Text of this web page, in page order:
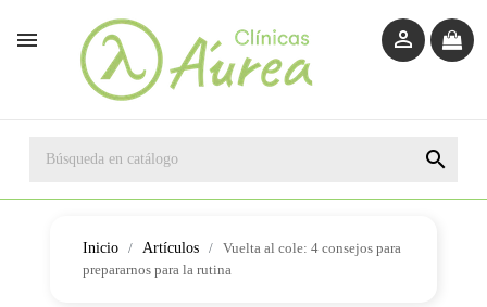
 

Inicio Artículos
Vuelta al cole: 4 consejos para
prepararnos para la rutina